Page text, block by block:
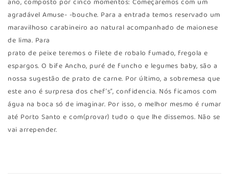
ano, composto por cinco momentos: Começaremos com um
agradável Amuse- -bouche. Para a entrada temos reservado um
maravilhoso carabineiro ao natural acompanhado de maionese
de lima. Para
prato de peixe teremos o filete de robalo fumado, fregola e
espargos. O bife Ancho, puré de funcho e legumes baby, são a
nossa sugestão de prato de carne. Por último, a sobremesa que
este ano é surpresa dos chef’s”, confidencia. Nós ficamos com
água na boca só de imaginar. Por isso, o melhor mesmo é rumar
até Porto Santo e com(provar) tudo o que lhe dissemos. Não se
vai arrepender.